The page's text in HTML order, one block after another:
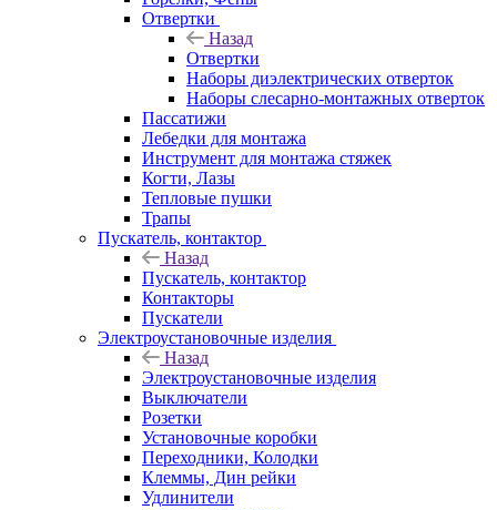
Отвертки
Назад
Отвертки
Наборы диэлектрических отверток
Наборы слесарно-монтажных отверток
Пассатижи
Лебедки для монтажа
Инструмент для монтажа стяжек
Когти, Лазы
Тепловые пушки
Трапы
Пускатель, контактор
Назад
Пускатель, контактор
Контакторы
Пускатели
Электроустановочные изделия
Назад
Электроустановочные изделия
Выключатели
Розетки
Установочные коробки
Переходники, Колодки
Клеммы, Дин рейки
Удлинители